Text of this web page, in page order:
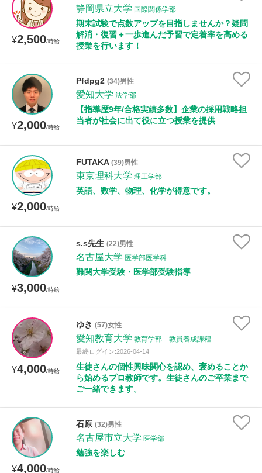
¥2,500/時給
静岡県立大学 国際関係学部
期末試験で点数アップを目指しませんか？疑問
解消・復習＋一歩進んだ予習で定着率を高める
授業を行います！
¥2,000/時給
Pfdpg2 (34)男性
愛知大学 法学部
【指導歴9年/合格実績多数】企業の採用戦略担
当者が社会に出て役に立つ授業を提供
¥2,000/時給
FUTAKA (39)男性
東京理科大学 理工学部
英語、数学、物理、化学が得意です。
¥3,000/時給
s.s先生 (22)男性
名古屋大学 医学部医学科
難関大学受験・医学部受験指導
¥4,000/時給
ゆき (57)女性
愛知教育大学 教育学部 教員養成課程
最終ログイン:2026-04-14
生徒さんの個性興味関心を認め、褒めることか
ら始めるプロ教師です。生徒さんのご卒業まで
ご一緒できます。
¥4,000/時給
石原 (32)男性
名古屋市立大学 医学部
勉強を楽しむ